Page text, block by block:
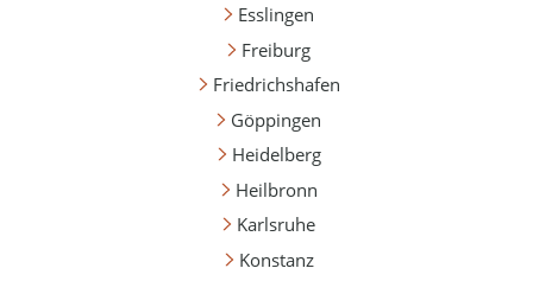
Esslingen
Freiburg
Friedrichshafen
Göppingen
Heidelberg
Heilbronn
Karlsruhe
Konstanz